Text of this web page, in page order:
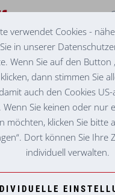
für Soziales
Uhr
Uhr
verwendet Cookies -
in unserer
Wenn Sie auf den Button
dann stimmen Sie
auch den Cookies
Sie keinen oder nur
möchten, klicken Sie bitte
Dort können Sie Ihre
individuell verwalten.